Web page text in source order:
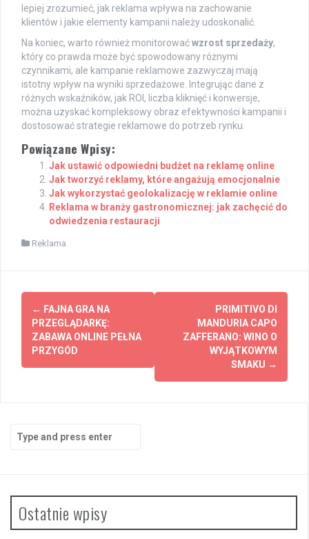
lepiej zrozumieć, jak reklama wpływa na zachowanie
klientów i jakie elementy kampanii należy udoskonalić.
Na koniec, warto również monitorowaćwzrost sprzedaży,
który co prawda może być spowodowany różnymi
czynnikami, ale kampanie reklamowe zazwyczaj mają
istotny wpływ na wyniki sprzedażowe. Integrując dane z
różnych wskaźników, jak ROI, liczba kliknięć i konwersje,
można uzyskać kompleksowy obraz efektywności kampanii i
dostosować strategie reklamowe do potrzeb rynku.
Powiązane Wpisy:
Jak ustawić odpowiedni budżet na reklamę online
Jak tworzyć reklamy, które angażują emocjonalnie
Jak wykorzystać geolokalizację w reklamie online
Reklama w branży gastronomicznej: jak zachęcić do
odwiedzenia restauracji
Reklama
Post
navigation
← FAJNA GRA NA
PRZEGLĄDARKĘ:
ZABAWA ONLINE PEŁNA
PRZYGÓD
PRIMITIVO DI
MANDURIA CAPO
ZAFFERANO: WINO O
WYJĄTKOWYM
SMAKU →
for:
Ostatnie wpisy